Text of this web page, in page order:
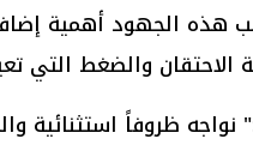
هذه الجهود أهمية
الاحتقان والضغط التي
نواجه ظروفاً استثنائية